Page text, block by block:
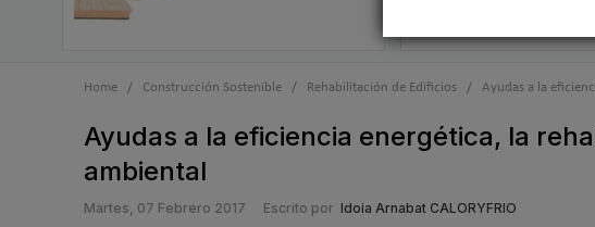
Home / Construcción Sostenible / Rehabilitación de Edificios / Ayudas a la
Ayudas a la eficiencia energética, la
ambiental
Martes, 07 Febrero 2017 Escrito por Idoia Arnabat CALORYFRIO